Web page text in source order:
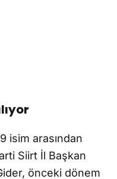
isim arasından
Siirt İl Başkan
önceki dönem